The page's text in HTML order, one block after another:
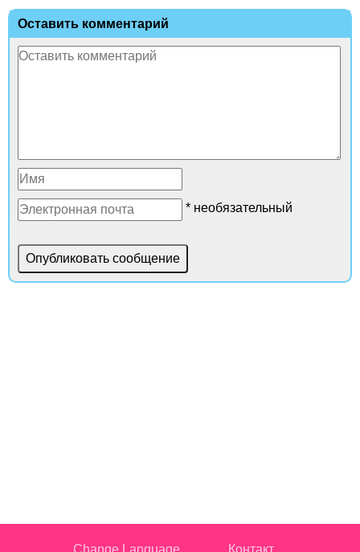
Оставить комментарий
* необязательный
Change Language Контакт